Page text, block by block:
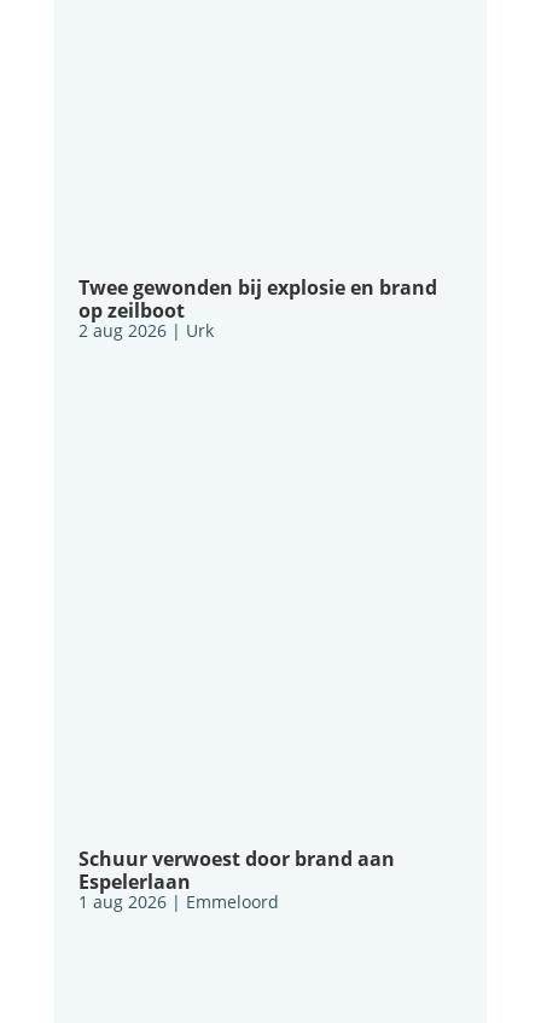
Twee gewonden bij explosie en brand
op zeilboot
2 aug 2026| Urk
Schuur verwoest door brand aan
Espelerlaan
1 aug 2026| Emmeloord